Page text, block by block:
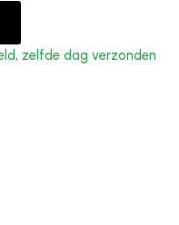
zelfde dag verzonden